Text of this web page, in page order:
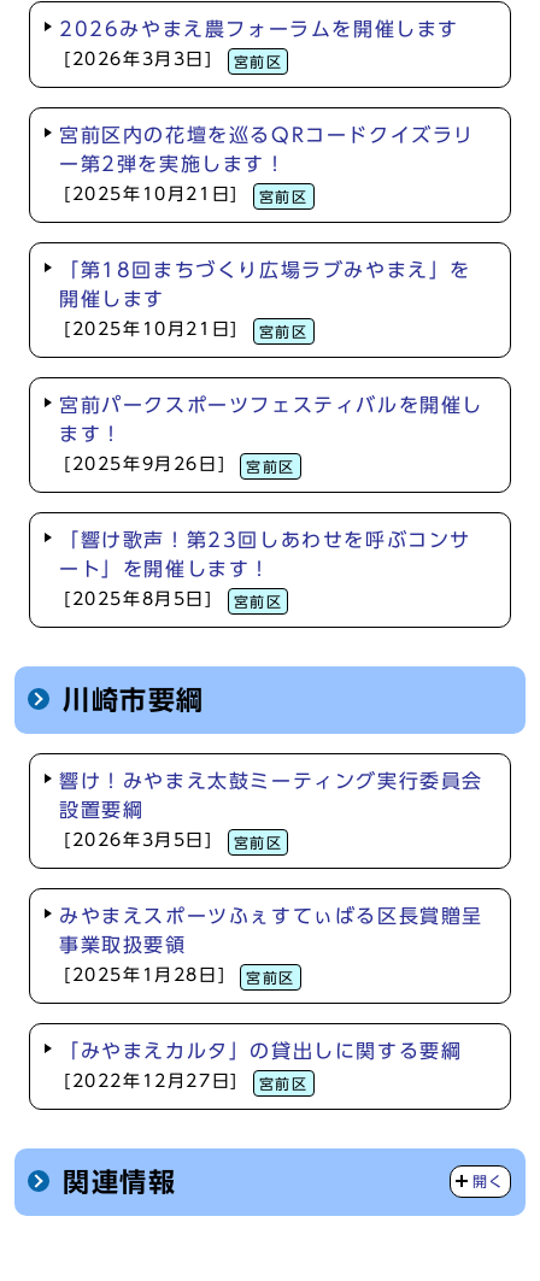
2026みやまえ農フォーラムを開催します
[2026年3月3日] 宮前区
宮前区内の花壇を巡るQRコードクイズラリ
ー第2弾を実施します！
[2025年10月21日] 宮前区
「第18回まちづくり広場ラブみやまえ」を
開催します
[2025年10月21日] 宮前区
宮前パークスポーツフェスティバルを開催し
ます！
[2025年9月26日] 宮前区
「響け歌声！第23回しあわせを呼ぶコンサ
ート」を開催します！
[2025年8月5日] 宮前区
川崎市要綱
響け！みやまえ太鼓ミーティング実行委員会
設置要綱
[2026年3月5日] 宮前区
みやまえスポーツふぇすてぃばる区長賞贈呈
事業取扱要領
[2025年1月28日] 宮前区
「みやまえカルタ」の貸出しに関する要綱
[2022年12月27日] 宮前区
関連情報 開く